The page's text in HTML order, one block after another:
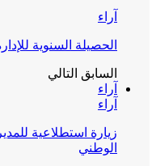
آراء
الحصيلة السنوية
السابق التالي
آراء
آراء
زيارة استطلاعية
الوطني